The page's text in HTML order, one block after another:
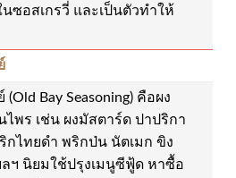
ซอสเกรวี่ และเป็นตัวทำให้
(Old Bay Seasoning) คือผง
ไพร เช่น ผงมัสตาร์ด ปาปริกา
กไทยดำ พริกป่น นัตเมก ขิง
ฯ นิยมใช้ปรุงเมนูซีฟู้ด หาซื้อ